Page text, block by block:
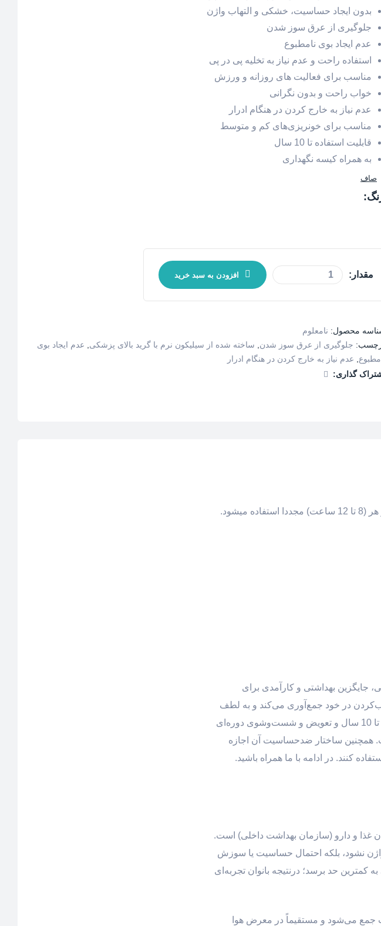
بدون ایجاد حساسیت، خشکی و التهاب واژن
جلوگیری از عرق سوز شدن
عدم ایجاد بوی نامطبوع
استفاده راحت و عدم نیاز به تخلیه پی در پی
مناسب برای فعالیت های روزانه و ورزش
خواب راحت و بدون نگرانی
عدم نیاز به خارج کردن در هنگام ادرار
مناسب برای خونریزی‌های کم و متوسط
قابلیت استفاده تا 10 سال
به همراه کیسه نگهداری
صاف
مقدار: افزودن به سبد خرید
محصول: نامعلوم
جلوگیری از عرق سوز شدن, ساخته شده از سیلیکون نرم با گرید بالای پزشکی, عدم ایجاد بوی
, عدم نیاز به خارج کردن در هنگام ادرار
گذاری:
جایگزین بهداشتی و کارآمدی برای
در خود جمع‌آوری می‌کند و به لطف
طراحی نرم و انعطاف‌پذیر، هیچ‌گونه خشکی یا التهاب در واژن ایجاد نمی‌کند. با امکان استفادۀ مداوم تا 10 سال و تعویض و شست‌وشوی دوره‌ای
است. همچنین ساختار ضدحساسیت آن اجازه
کنند. در ادامه با ما همراه باشید.
غذا و دارو (سازمان بهداشت داخلی) است.
نشود، بلکه احتمال حساسیت یا سوزش
حد برسد؛ درنتیجه بانوان تجربه‌ای
جمع می‌شود و مستقیماً در معرض هوا